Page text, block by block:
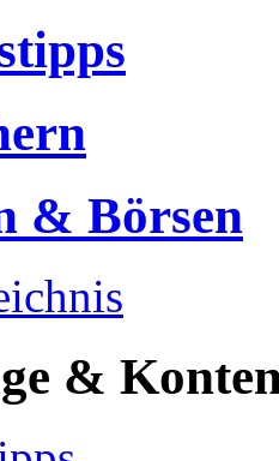
& Börsen
&